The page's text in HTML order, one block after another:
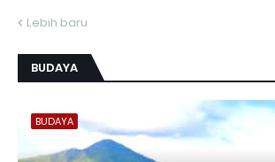
Lebih baru
BUDAYA
BUDAYA